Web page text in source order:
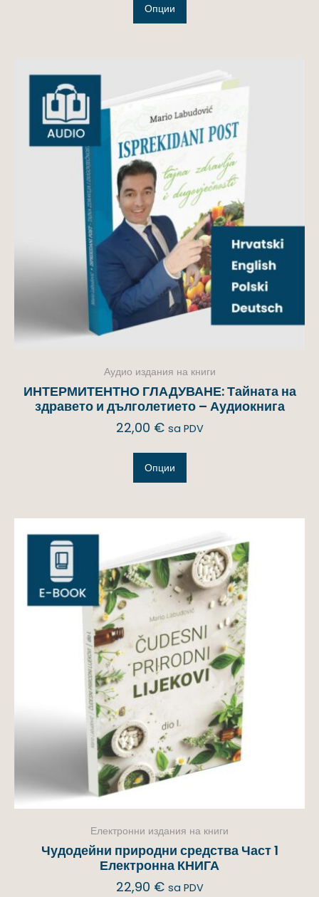
Опции
Аудио издания на книги
ИНТЕРМИТЕНТНО ГЛАДУВАНЕ: Тайната на
здравето и дълголетието – Аудиокнига
22,00 € sa PDV
Опции
Електронни издания на книги
Чудодейни природни средства Част 1
Електронна КНИГА
22,90 € sa PDV